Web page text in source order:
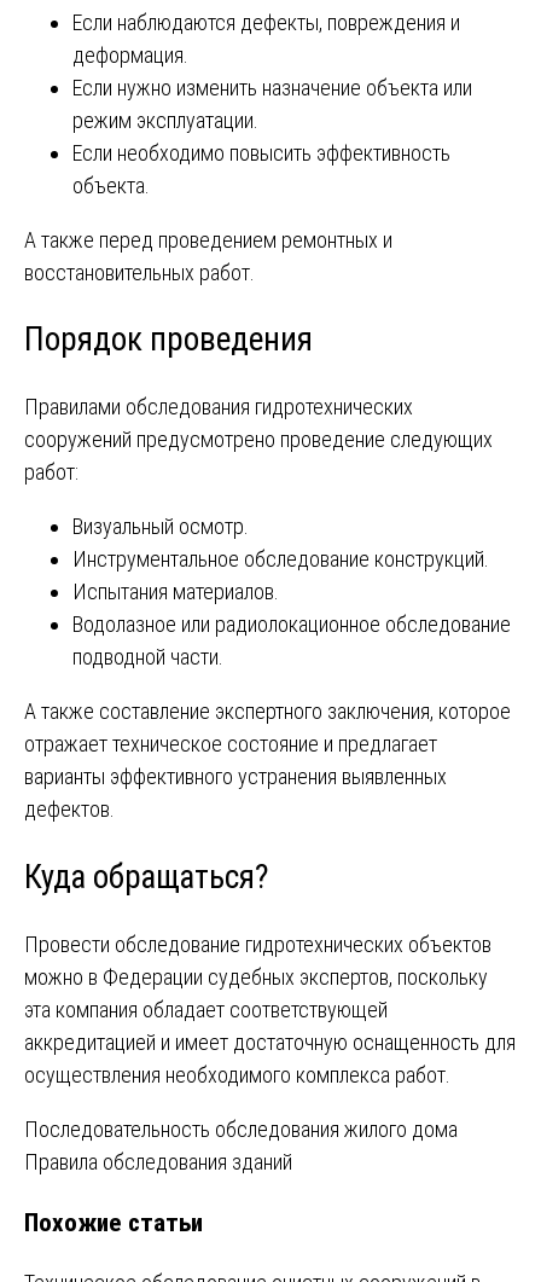
Если наблюдаются дефекты, повреждения и
деформация.
Если нужно изменить назначение объекта или
режим эксплуатации.
Если необходимо повысить эффективность
объекта.
А также перед проведением ремонтных и
восстановительных работ.
Порядок проведения
Правилами обследования гидротехнических
сооружений предусмотрено проведение следующих
работ:
Визуальный осмотр.
Инструментальное обследование конструкций.
Испытания материалов.
Водолазное или радиолокационное обследование
подводной части.
А также составление экспертного заключения, которое
отражает техническое состояние и предлагает
варианты эффективного устранения выявленных
дефектов.
Куда обращаться?
Провести обследование гидротехнических объектов
можно в Федерации судебных экспертов, поскольку
эта компания обладает соответствующей
аккредитацией и имеет достаточную оснащенность для
осуществления необходимого комплекса работ.
Навигация
по
записям
Последовательность обследования жилого дома
Правила обследования зданий
Похожие статьи